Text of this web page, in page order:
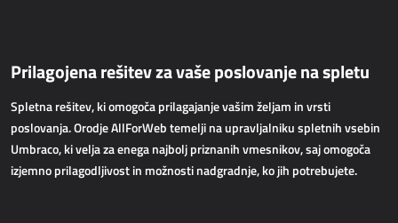
AllForWeb
Pospeševanje spletne prodaje
SPLETNE APLIKACIJE
Prilagojena rešitev za vaše poslovanje na spletu
Spletna rešitev, ki omogoča prilagajanje vašim željam in vrsti
poslovanja. Orodje AllForWeb temelji na upravljalniku spletnih vsebin
Umbraco, ki velja za enega najbolj priznanih vmesnikov, saj omogoča
izjemno prilagodljivost in možnosti nadgradnje, ko jih potrebujete.